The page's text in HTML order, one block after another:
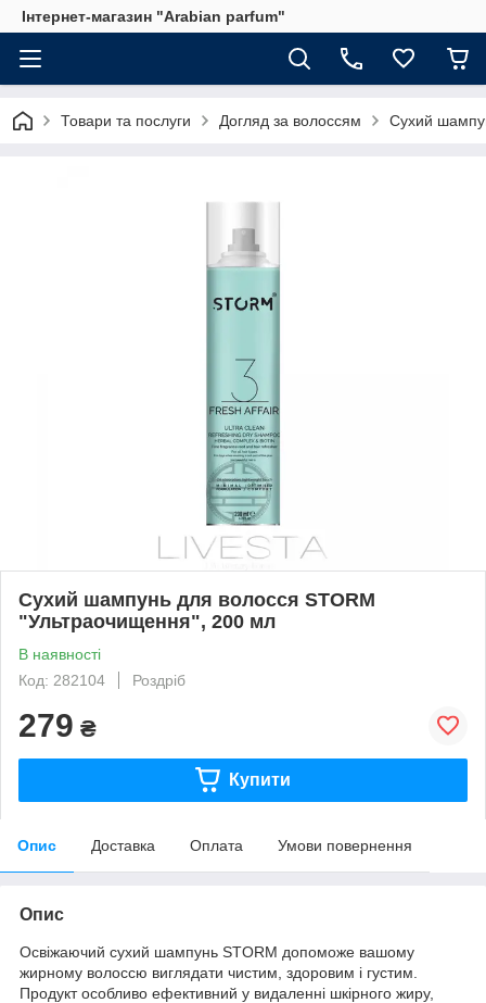
Інтернет-магазин "Arabian parfum"
Товари та послуги Догляд за волоссям Сухий
Сухий шампунь для волосся STORM
"Ультраочищення", 200 мл
В наявності
Код: 282104
Роздріб
279 ₴
Купити
Опис Доставка Оплата Умови повернення
Опис
Освіжаючий сухий шампунь STORM допоможе вашому
жирному волоссю виглядати чистим, здоровим і густим.
Продукт особливо ефективний у видаленні шкірного жиру,